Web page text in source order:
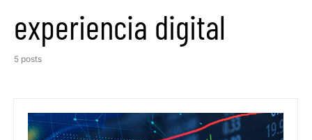
experiencia digital
5 posts